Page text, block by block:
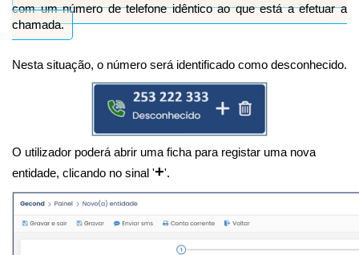
com um número de telefone idêntico ao que está a efetuar a
chamada.
Nesta situação, o número será identificado como desconhecido.
O utilizador poderá abrir uma ficha para registar uma nova
entidade, clicando no sinal '+'.